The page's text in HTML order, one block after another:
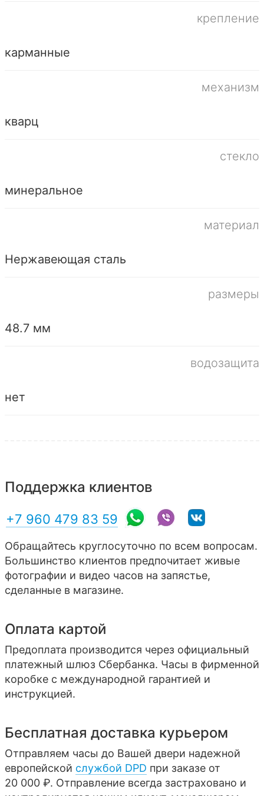
крепление
карманные
механизм
кварц
стекло
минеральное
материал
Нержавеющая сталь
размеры
48.7 мм
водозащита
нет
Поддержка клиентов
+7 960 479 83 59
Обращайтесь круглосуточно по всем вопросам.
Большинство клиентов предпочитает живые
фотографии и видео часов на запястье,
сделанные в магазине.
Оплата картой
Предоплата производится через официальный
платежный шлюз Сбербанка. Часы в фирменной
коробке с международной гарантией и
инструкцией.
Бесплатная доставка курьером
Отправляем часы до Вашей двери надежной
европейской службой DPD при заказе от
20 000 ₽. Отправление всегда застраховано и